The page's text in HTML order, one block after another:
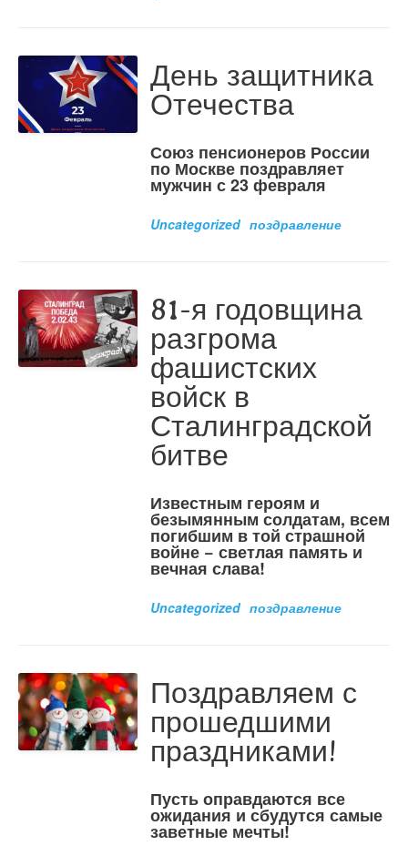
День защитника
Отечества
Союз пенсионеров России
по Москве поздравляет
мужчин с 23 февраля
Uncategorized поздравление
81-я годовщина
разгрома
фашистских
войск в
Сталинградской
битве
Известным героям и
безымянным солдатам, всем
погибшим в той страшной
войне − светлая память и
вечная слава!
Uncategorized поздравление
Поздравляем с
прошедшими
праздниками!
Пусть оправдаются все
ожидания и сбудутся самые
заветные мечты!